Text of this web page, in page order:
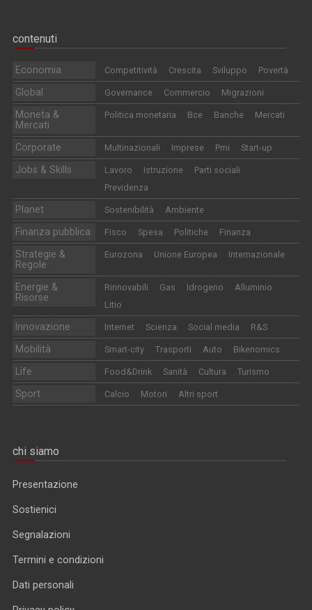
contenuti
Economia Competitività Crescita Sviluppo Povertà
Global Governance Commercio Migrazioni
Moneta &
Mercati
Politica monetaria Bce Banche Mercati
Corporate Multinazionali Imprese Pmi Start-up
Jobs & Skills Lavoro Istruzione
Parti sociali
Previdenza
Planet Sostenibilità Ambiente
Finanza pubblica Fisco Spesa Politiche Finanza
Strategie &
Regole
Eurozona Unione Europea Internazionale
Energie &
Risorse
Rinnovabili Gas Idrogeno
Alluminio
Litio
Innovazione Internet Scienza Social media R&S
Mobilità Smart-city Trasporti Auto Bikenomics
Life Food&Drink Sanità Cultura Turismo
Sport Calcio Motori Altri sport
chi siamo
Presentazione
Sostienici
Segnalazioni
Termini e condizioni
Dati personali